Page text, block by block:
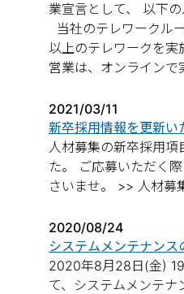
業宣言として、 以下の
当社のテレワークル
以上のテレワークを実
営業は、オンライン
2021/03/11
新卒採用情報を更新い
人材募集の新卒採用項
た。 ご応募いただく
さいませ。 >> 人材募
2020/08/24
システムメンテナンス
2020年8月28日(金)
て、システムメンテナ